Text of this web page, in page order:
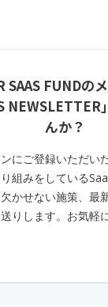
SAAS FUNDの
NEWSLETTER
んか？
にご登録いただい
組みをしている
かせない施策、最
りします。お気軽